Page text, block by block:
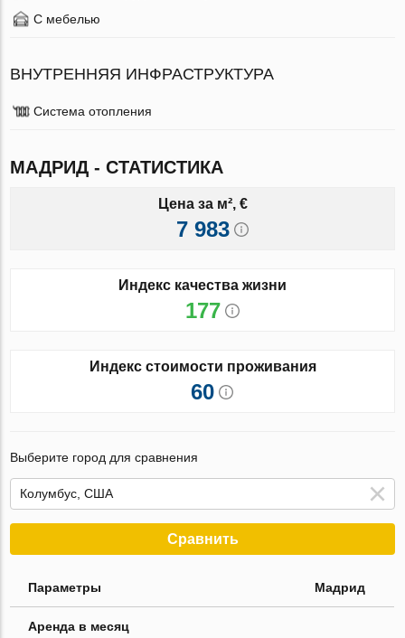
С мебелью
ВНУТРЕННЯЯ ИНФРАСТРУКТУРА
Система отопления
МАДРИД - СТАТИСТИКА
Цена за м², €
7 983
Индекс качества жизни
177
Индекс стоимости проживания
60
Выберите город для сравнения
Сравнить
Параметры Мадрид
Аренда в месяц